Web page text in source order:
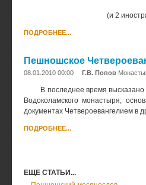
(и 2
ПОДРОБНЕЕ...
Пешношское
08.01.2010 00:00 Г.В. Попов
В последнее время высказано
Водоколамского монастыря;
документах Четвероевангелием в
ПОДРОБНЕЕ...
ЕЩЕ СТАТЬИ...